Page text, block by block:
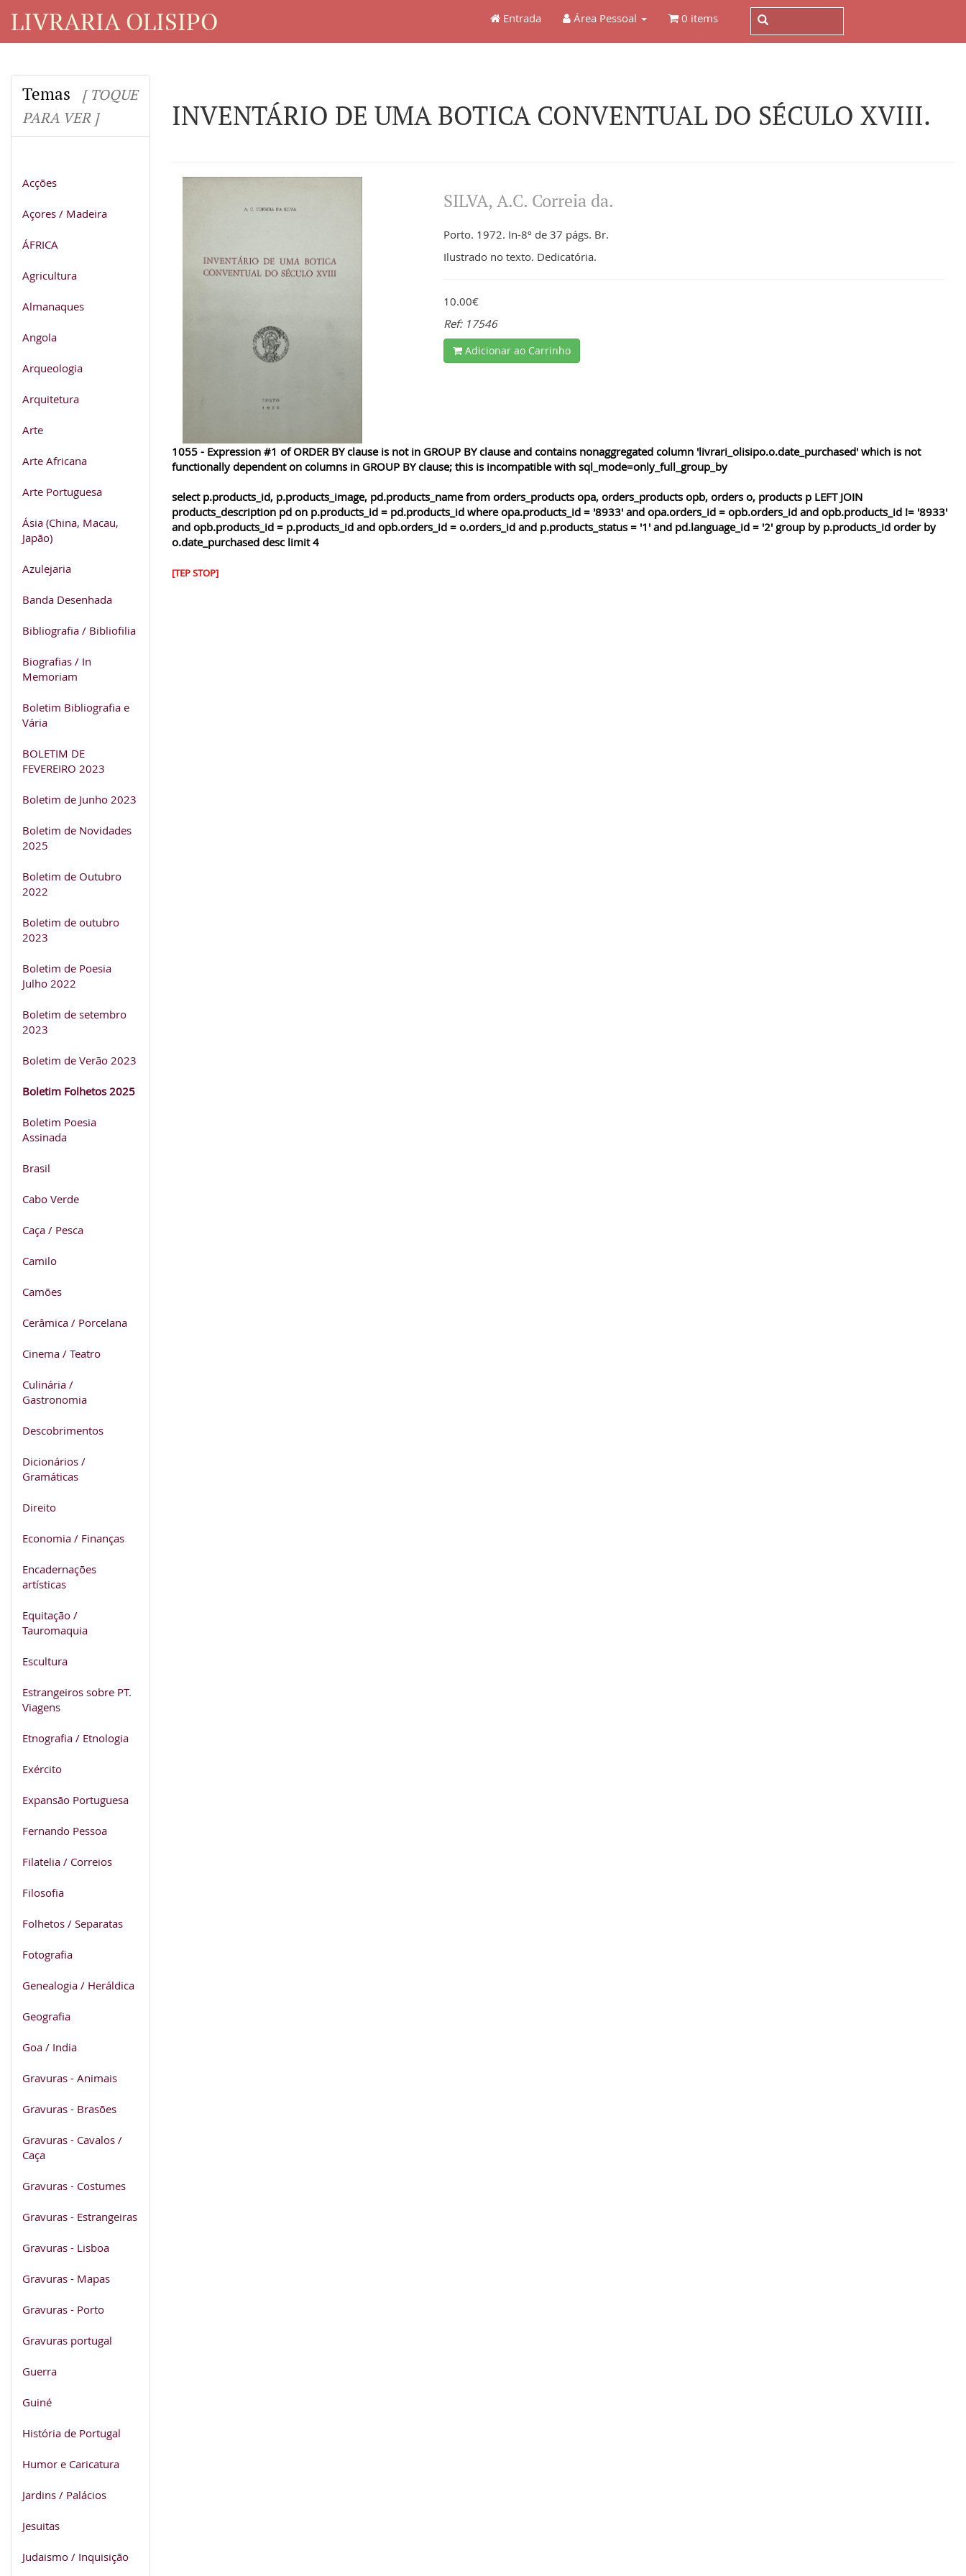
LIVRARIA OLISIPO Entrada Área Pessoal 0 items
Temas
[ TOQUE
PARA VER ]
Acções
Açores / Madeira
ÁFRICA
Agricultura
Almanaques
Angola
Arqueologia
Arquitetura
Arte
Arte Africana
Arte Portuguesa
Ásia (China, Macau,
Japão)
Azulejaria
Banda Desenhada
Bibliografia / Bibliofilia
Biografias / In
Memoriam
Boletim Bibliografia e
Vária
BOLETIM DE
FEVEREIRO 2023
Boletim de Junho 2023
Boletim de Novidades
2025
Boletim de Outubro
2022
Boletim de outubro
2023
Boletim de Poesia
Julho 2022
Boletim de setembro
2023
Boletim de Verão 2023
Boletim Folhetos 2025
Boletim Poesia
Assinada
Brasil
Cabo Verde
Caça / Pesca
Camilo
Camões
Cerâmica / Porcelana
Cinema / Teatro
Culinária /
Gastronomia
Descobrimentos
Dicionários /
Gramáticas
Direito
Economia / Finanças
Encadernações
artísticas
Equitação /
Tauromaquia
Escultura
Estrangeiros sobre PT.
Viagens
Etnografia / Etnologia
Exército
Expansão Portuguesa
Fernando Pessoa
Filatelia / Correios
Filosofia
Folhetos / Separatas
Fotografia
Genealogia / Heráldica
Geografia
Goa / India
Gravuras - Animais
Gravuras - Brasões
Gravuras - Cavalos /
Caça
Gravuras - Costumes
Gravuras - Estrangeiras
Gravuras - Lisboa
Gravuras - Mapas
Gravuras - Porto
Gravuras portugal
Guerra
Guiné
História de Portugal
Humor e Caricatura
Jardins / Palácios
Jesuitas
Judaismo / Inquisição
INVENTÁRIO DE UMA BOTICA CONVENTUAL DO SÉCULO XVIII.
SILVA, A.C. Correia da.
Porto. 1972. In-8º de 37 págs. Br.
Ilustrado no texto. Dedicatória.
10.00€
Ref: 17546
Adicionar ao Carrinho
1055 - Expression #1 of ORDER BY clause is not in GROUP BY clause and contains nonaggregated column 'livrari_olisipo.o.date_purchased' which is not
functionally dependent on columns in GROUP BY clause; this is incompatible with sql_mode=only_full_group_by
select p.products_id, p.products_image, pd.products_name from orders_products opa, orders_products opb, orders o, products p LEFT JOIN
products_description pd on p.products_id = pd.products_id where opa.products_id = '8933' and opa.orders_id = opb.orders_id and opb.products_id != '8933'
and opb.products_id = p.products_id and opb.orders_id = o.orders_id and p.products_status = '1' and pd.language_id = '2' group by p.products_id order by
o.date_purchased desc limit 4
[TEP STOP]